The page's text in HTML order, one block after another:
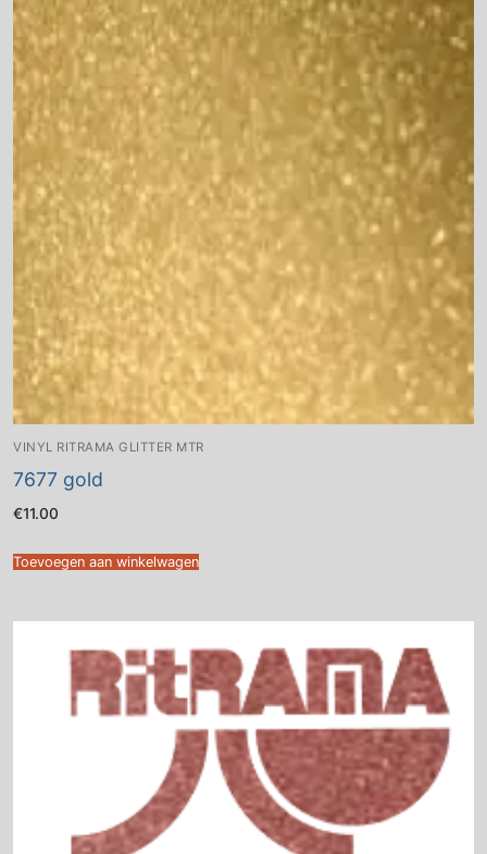
VINYL RITRAMA GLITTER MTR
7677 gold
€11.00
Toevoegen aan winkelwagen